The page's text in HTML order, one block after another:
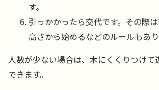
す。
引っかかったら交代です。その際
高さから始めるなどのルールもあり
人数が少ない場合は、木にくくりつけて
できます。